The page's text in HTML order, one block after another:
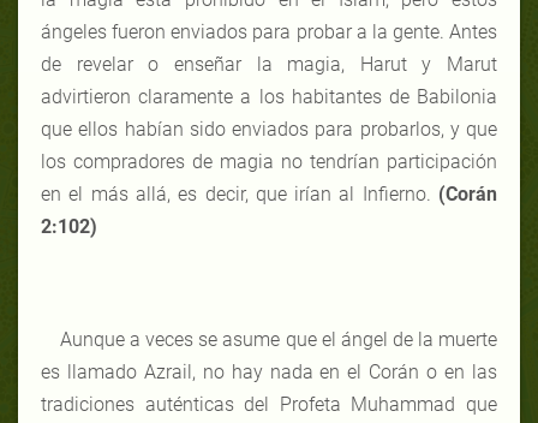
ángeles fueron enviados para probar a la gente. Antes
de revelar o enseñar la magia, Harut y Marut
advirtieron claramente a los habitantes de Babilonia
que ellos habían sido enviados para probarlos, y que
los compradores de magia no tendrían participación
en el más allá, es decir, que irían al Infierno. (Corán
2:102)
Aunque a veces se asume que el ángel de la muerte
es llamado Azrail, no hay nada en el Corán o en las
tradiciones auténticas del Profeta Muhammad que